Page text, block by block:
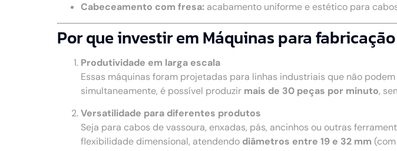
Cabeceamento com fresa: acabamento uniforme e estético para
Por que investir em Máquinas para
Produtividade em larga escala
Essas máquinas foram projetadas para linhas industriais que não
simultaneamente, é possível produzir mais de 30 peças por minuto,
Versatilidade para diferentes produtos
Seja para cabos de vassoura, enxadas, pás, ancinhos ou outras
flexibilidade dimensional, atendendo diâmetros entre 19 e 32 mm